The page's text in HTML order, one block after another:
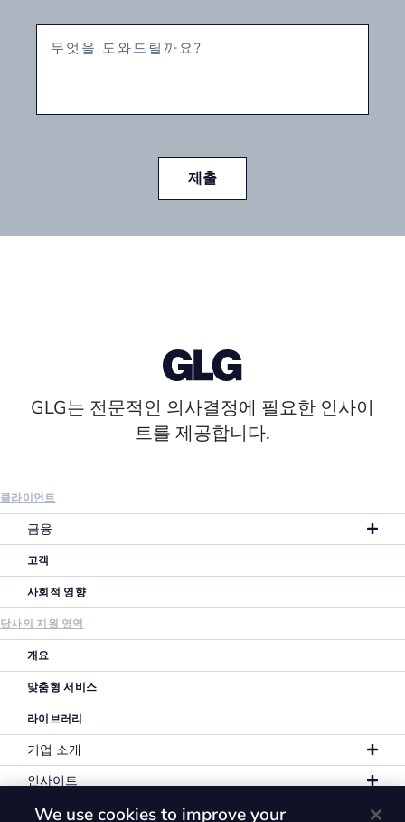
제출
GLG는 전문적인 의사결정에 필요한 인사이
트를 제공합니다.
클라이언트
금융
고객
사회적 영향
당사의 지원 영역
개요
맞춤형 서비스
라이브러리
기업 소개
인사이트
We use cookies to improve your